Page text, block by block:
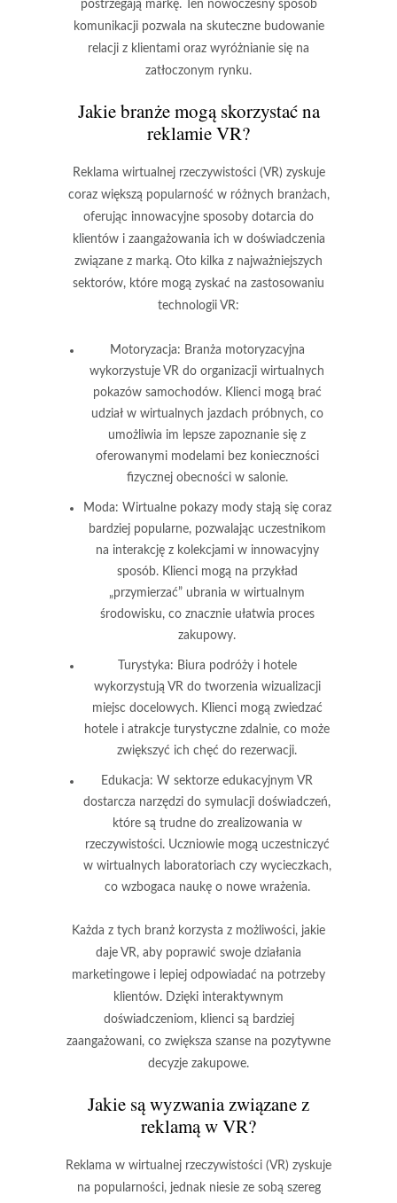
postrzegają markę. Ten nowoczesny sposób
komunikacji pozwala na skuteczne budowanie
relacji z klientami oraz wyróżnianie się na
zatłoczonym rynku.
Jakie branże mogą skorzystać na
reklamie VR?
Reklama wirtualnej rzeczywistości (VR) zyskuje
coraz większą popularność w różnych branżach,
oferując innowacyjne sposoby dotarcia do
klientów i zaangażowania ich w doświadczenia
związane z marką. Oto kilka z najważniejszych
sektorów, które mogą zyskać na zastosowaniu
technologii VR:
Motoryzacja: Branża motoryzacyjna
wykorzystuje VR do organizacji wirtualnych
pokazów samochodów. Klienci mogą brać
udział w wirtualnych jazdach próbnych, co
umożliwia im lepsze zapoznanie się z
oferowanymi modelami bez konieczności
fizycznej obecności w salonie.
Moda: Wirtualne pokazy mody stają się coraz
bardziej popularne, pozwalając uczestnikom
na interakcję z kolekcjami w innowacyjny
sposób. Klienci mogą na przykład
„przymierzać” ubrania w wirtualnym
środowisku, co znacznie ułatwia proces
zakupowy.
Turystyka: Biura podróży i hotele
wykorzystują VR do tworzenia wizualizacji
miejsc docelowych. Klienci mogą zwiedzać
hotele i atrakcje turystyczne zdalnie, co może
zwiększyć ich chęć do rezerwacji.
Edukacja: W sektorze edukacyjnym VR
dostarcza narzędzi do symulacji doświadczeń,
które są trudne do zrealizowania w
rzeczywistości. Uczniowie mogą uczestniczyć
w wirtualnych laboratoriach czy wycieczkach,
co wzbogaca naukę o nowe wrażenia.
Każda z tych branż korzysta z możliwości, jakie
daje VR, aby poprawić swoje działania
marketingowe i lepiej odpowiadać na potrzeby
klientów. Dzięki interaktywnym
doświadczeniom, klienci są bardziej
zaangażowani, co zwiększa szanse na pozytywne
decyzje zakupowe.
Jakie są wyzwania związane z
reklamą w VR?
Reklama w wirtualnej rzeczywistości (VR) zyskuje
na popularności, jednak niesie ze sobą szereg